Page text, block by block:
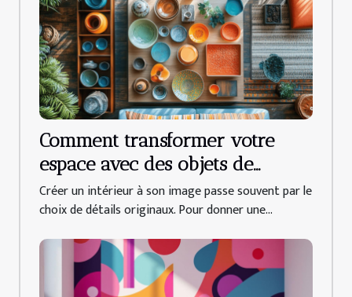
Comment transformer votre
espace avec des objets de
décoration uniques ?
Créer un intérieur à son image passe souvent par le
choix de détails originaux. Pour donner une...